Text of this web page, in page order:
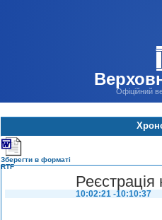
Офіційний
Зберегти в форматі
RTF
Реєстрація
10:02:21 -10:10:37